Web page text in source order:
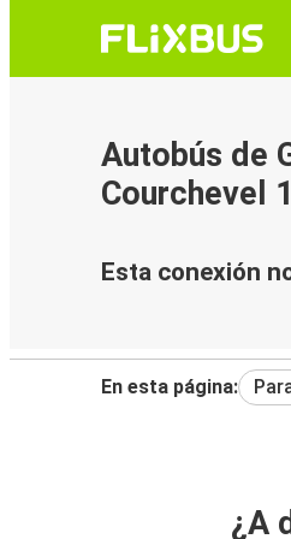
Autobús de
Courchevel
Esta conexión
En esta página:
¿A